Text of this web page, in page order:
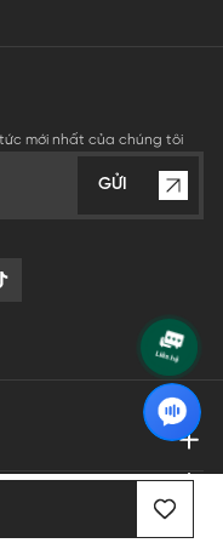
mới nhất của chúng tôi
GỬI